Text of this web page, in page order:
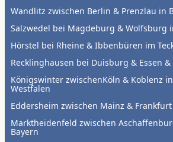
Wandlitz zwischen Berlin & Prenzlau in
Salzwedel bei Magdeburg & Wolfsburg
Hörstel bei Rheine & Ibbenbüren im
Recklinghausen bei Duisburg & Essen
Königswinter zwischenKöln & Koblenz
Westfalen
Eddersheim zwischen Mainz &
Marktheidenfeld zwischen
Bayern